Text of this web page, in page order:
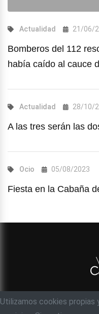
Utilizamos cookies propias
Actualidad 21/06/
Bomberos del 112
había caído al cauce
Actualidad 28/10/
A las tres serán las
Ocio 05/08/2023
Fiesta en la Cabaña
©